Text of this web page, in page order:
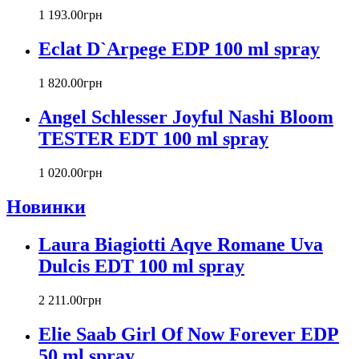
Cacharel
Canali
Carla Fracci
Carlos Moya
Caron
Cartier
Chanel
Charriol
Chloe
Christian Audigier
Christian Dior
Christian Lacroix
Cindy Crawford
Clinique
Clive Christian
1 193.00грн
Eclat D`Arpege EDP 100 ml spray
1 820.00грн
Angel Schlesser Joyful Nashi Bloom
TESTER EDT 100 ml spray
1 020.00грн
Новинки
Laura Biagiotti Aqve Romane Uva
Dulcis EDT 100 ml spray
2 211 .00грн
Elie Saab Girl Of Now Forever EDP